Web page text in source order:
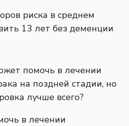
риска в среднем
13 лет без деменции
в лечении